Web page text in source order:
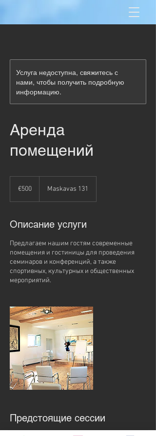
Услуга недоступна, свяжитесь с
нами, чтобы получить подробную
информацию.
Аренда
помещений
€500 Maskavas 131
Описание услуги
Предлагаем нашим гостям современные
помещения и гостиницы для проведения
семинаров и конференций, а также
спортивных, культурных и общественных
мероприятий.
Предстоящие сессии